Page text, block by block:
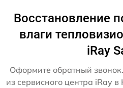
Восстановление
влаги
iRay
Оформите обратный
из сервисного центра iRay